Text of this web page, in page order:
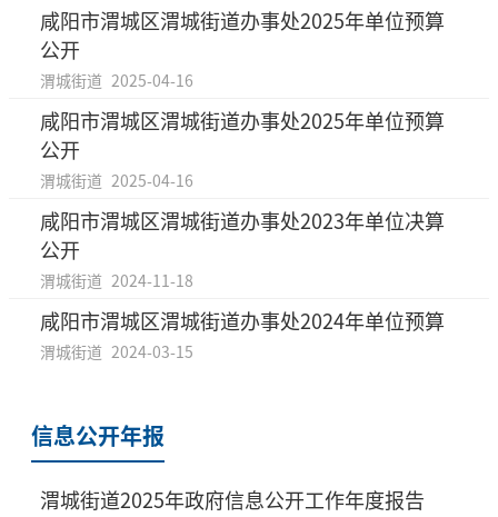
咸阳市渭城区渭城街道办事处2025年单位预算
公开
渭城街道 2025-04-16
咸阳市渭城区渭城街道办事处2025年单位预算
公开
渭城街道 2025-04-16
咸阳市渭城区渭城街道办事处2023年单位决算
公开
渭城街道 2024-11-18
咸阳市渭城区渭城街道办事处2024年单位预算
渭城街道 2024-03-15
信息公开年报
渭城街道2025年政府信息公开工作年度报告